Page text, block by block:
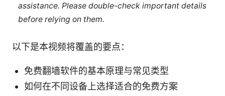
assistance. Please double-check important details
before relying on them.
以下是本视频将覆盖的要点：
免费翻墙软件的基本原理与常见类型
如何在不同设备上选择适合的免费方案